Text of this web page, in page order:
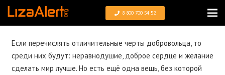
8 800 700 54 52
Если перечислять отличительные черты добровольца, то
среди них будут: неравнодушие, доброе сердце и желание
сделать мир лучше. Но есть ещё одна вещь, без которой